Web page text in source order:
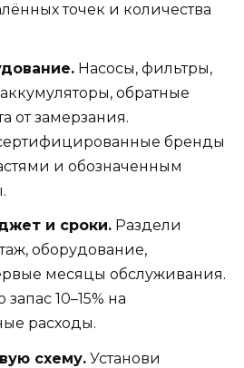
точек и количества
Насосы, фильтры,
обратные
от замерзания.
бренды
и обозначенным
и сроки. Раздели
оборудование,
месяцы обслуживания.
10–15% на
расходы.
схему. Установи